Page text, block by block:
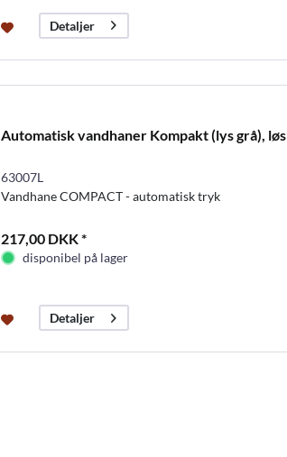
Detaljer
Automatisk vandhaner Kompakt (lys grå), løs
63007L
Vandhane COMPACT - automatisk tryk
217,00 DKK *
disponibel på lager
Detaljer